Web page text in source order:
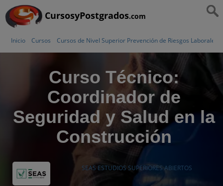
CursosyPostgrados.com
Inicio Cursos Cursos de Nivel Superior Prevención de Riesgos Laborales
Curso Técnico:
Coordinador de
Seguridad y Salud en la
Construcción
SEAS ESTUDIOS SUPERIORES ABIERTOS